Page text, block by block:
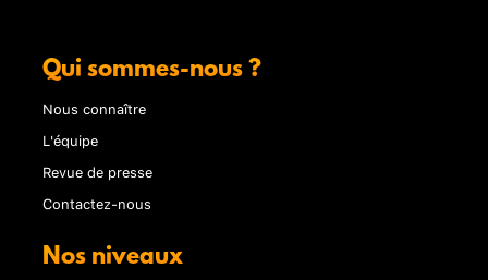
Qui sommes-nous ?
Nous connaître
L'équipe
Revue de presse
Contactez-nous
Nos niveaux